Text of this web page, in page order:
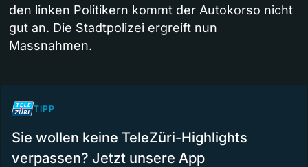
den linken Politikern kommt der Autokorso nicht
gut an. Die Stadtpolizei ergreift nun
Massnahmen.
TIPP
Sie wollen keine TeleZüri-Highlights
verpassen? Jetzt unsere App